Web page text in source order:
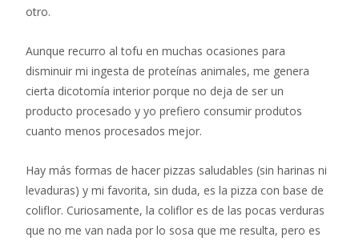
otro.
Aunque recurro al tofu en muchas ocasiones para
disminuir mi ingesta de proteínas animales, me genera
cierta dicotomía interior porque no deja de ser un
producto procesado y yo prefiero consumir produtos
cuanto menos procesados mejor.
Hay más formas de hacer pizzas saludables (sin harinas ni
levaduras) y mi favorita, sin duda, es la pizza con base de
coliflor. Curiosamente, la coliflor es de las pocas verduras
que no me van nada por lo sosa que me resulta, pero es